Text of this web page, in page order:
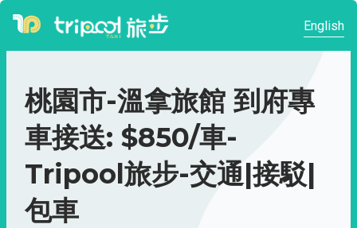
English
桃園市-溫拿旅館 到府專
車接送: $850/車-
Tripool旅步-交通|接駁|
包車